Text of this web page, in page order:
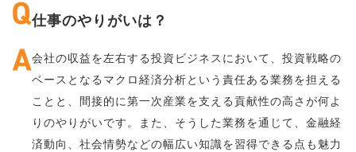
仕事のやりがいは？
会社の収益を左右する投資ビジネスにおいて、投資戦略の
ベースとなるマクロ経済分析という責任ある業務を担える
ことと、間接的に第一次産業を支える貢献性の高さが何よ
りのやりがいです。また、そうした業務を通じて、金融経
済動向、社会情勢などの幅広い知識を習得できる点も魅力